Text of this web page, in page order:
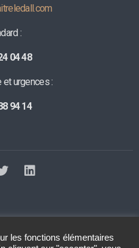
:
04 48
et urgences :
94 14
Avocat . RéalisationRaphaelle
les fonctions élémentaires